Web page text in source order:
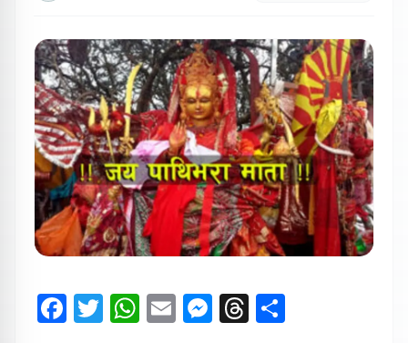
Facebook
Twitter
WhatsApp
EmailMessenger
Threads